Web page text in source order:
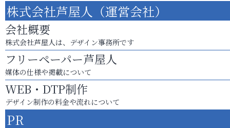
株式会社芦屋人（運営会社）
会社概要
株式会社芦屋人は、デザイン事務所です
フリーペーパー芦屋人
媒体の仕様や掲載について
WEB・DTP制作
デザイン制作の料金や流れについて
PR